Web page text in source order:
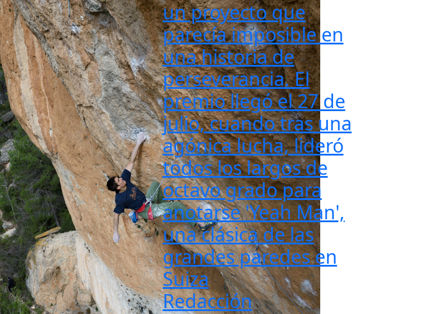
un proyecto que
parecía imposible en
una historia de
perseverancia. El
premio llegó el 27 de
julio, cuando tras una
agónica lucha, lideró
todos los largos de
octavo grado para
anotarse 'Yeah Man',
una clásica de las
grandes paredes en
Suiza
Redacción